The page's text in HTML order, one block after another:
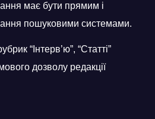
має бути прямим і
пошуковими системами.
“Інтерв’ю”, “Статті”
дозволу редакції